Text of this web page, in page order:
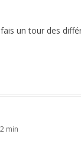
un tour des
min